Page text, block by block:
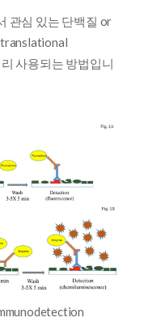
관심 있는 단백질 or
사용되는 방법입니